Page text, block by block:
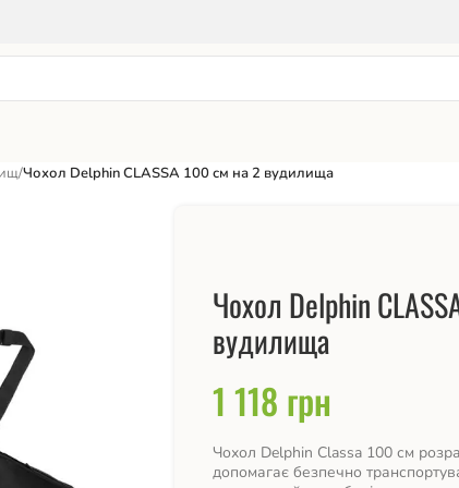
/Чохол Delphin CLASSA 100 см на 2 вудилища
Чохол Delphin
вудилища
1 118 грн
Чохол Delphin Classa 100 см
допомагає безпечно